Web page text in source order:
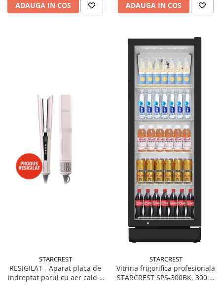
ADAUGA IN COS ADAUGA IN COS
STARCREST
RESIGILAT - Aparat placa de
indreptat parul cu aer cald 2
STARCREST
Vitrina frigorifica profesionala
STARCREST SPS-300BK, 300 L,